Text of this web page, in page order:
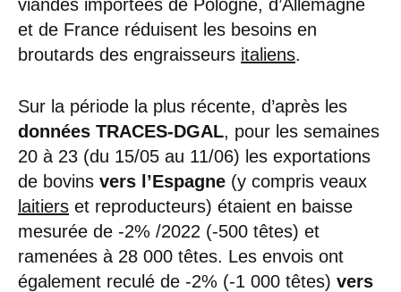
viandes importées de Pologne, d’Allemagne
et de France réduisent les besoins en
broutards des engraisseurs italiens.
Sur la période la plus récente, d’après les
données TRACES-DGAL, pour les semaines
20 à 23 (du 15/05 au 11/06) les exportations
de bovins vers l’Espagne (y compris veaux
laitiers et reproducteurs) étaient en baisse
mesurée de -2% /2022 (-500 têtes) et
ramenées à 28 000 têtes. Les envois ont
également reculé de -2% (-1 000 têtes) vers